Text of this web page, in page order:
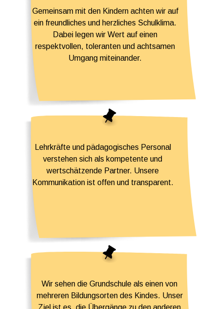
Gemeinsam mit den Kindern achten wir auf
ein freundliches und herzliches Schulklima.
Dabei legen wir Wert auf einen
respektvollen, toleranten und achtsamen
Umgang miteinander.
Lehrkräfte und pädagogisches Personal
verstehen sich als kompetente und
wertschätzende Partner. Unsere
Kommunikation ist offen und transparent.
Wir sehen die Grundschule als einen von
mehreren Bildungsorten des Kindes. Unser
Ziel ist es, die Übergänge zu den anderen